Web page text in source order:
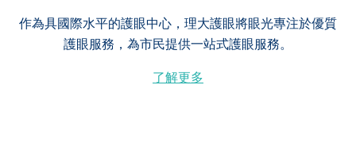
作為具國際水平的護眼中心，理大護眼將眼光專注於優質
護眼服務，為市民提供一站式護眼服務。
了解更多